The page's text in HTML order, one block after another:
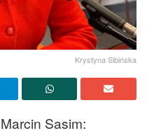
Krystyna Sibińska
Sasim: